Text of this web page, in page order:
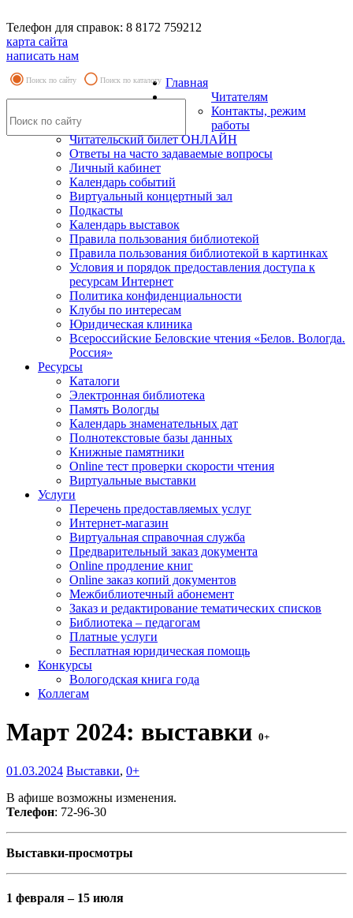
Телефон для справок: 8 8172 759212
карта сайта
написать нам
Поиск по сайту Поиск по каталогу Главная
Читателям
Контакты, режим
работы
Читательский билет ОНЛАЙН
Ответы на часто задаваемые вопросы
Личный кабинет
Календарь событий
Виртуальный концертный зал
Подкасты
Календарь выставок
Правила пользования библиотекой
Правила пользования библиотекой в картинках
Условия и порядок предоставления доступа к
ресурсам Интернет
Политика конфиденциальности
Клубы по интересам
Юридическая клиника
Всероссийские Беловские чтения «Белов. Вологда.
Россия»
Ресурсы
Каталоги
Электронная библиотека
Память Вологды
Календарь знаменательных дат
Полнотекстовые базы данных
Книжные памятники
Online тест проверки скорости чтения
Виртуальные выставки
Услуги
Перечень предоставляемых услуг
Интернет-магазин
Виртуальная справочная служба
Предварительный заказ документа
Online продление книг
Online заказ копий документов
Межбиблиотечный абонемент
Заказ и редактирование тематических списков
Библиотека – педагогам
Платные услуги
Бесплатная юридическая помощь
Конкурсы
Вологодская книга года
Коллегам
Март 2024: выставки 0+
01.03.2024 Выставки, 0+
В афише возможны изменения.
Телефон: 72-96-30
Выставки-просмотры
1 февраля – 15 июля